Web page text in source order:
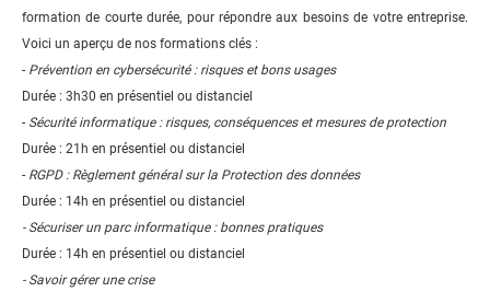
formation de courte durée, pour répondre aux besoins de votre entreprise.
Voici un aperçu de nos formations clés :
- Prévention en cybersécurité : risques et bons usages
Durée : 3h30 en présentiel ou distanciel
- Sécurité informatique : risques, conséquences et mesures de protection
Durée : 21h en présentiel ou distanciel
- RGPD : Règlement général sur la Protection des données
Durée : 14h en présentiel ou distanciel
- Sécuriser un parc informatique : bonnes pratiques
Durée : 14h en présentiel ou distanciel
- Savoir gérer une crise